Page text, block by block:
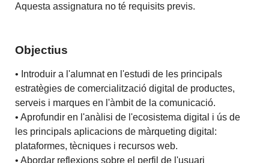
Aquesta assignatura no té requisits previs.
Objectius
• Introduir a l'alumnat en l'estudi de les principals
estratègies de comercialització digital de productes,
serveis i marques en l'àmbit de la comunicació.
• Aprofundir en l'anàlisi de l'ecosistema digital i ús de
les principals aplicacions de màrqueting digital:
plataformes, tècniques i recursos web.
• Abordar reflexions sobre el perfil de l'usuari